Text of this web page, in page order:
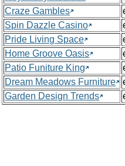
Craze Gambles
Spin Dazzle Casino
Pride Living Space
Home Groove Oasis
Patio Funiture King
Dream Meadows Furniture
Garden Design Trends